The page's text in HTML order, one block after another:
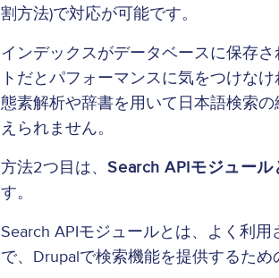
割方法)で対応が可能です。
インデックスがデータベースに保存
トだとパフォーマンスに気をつけな
態素解析や辞書を用いて日本語検索
えられません。
方法2つ目は、Search APIモジュー
す。
Search APIモジュールとは、よく利
で、Drupalで検索機能を提供するため